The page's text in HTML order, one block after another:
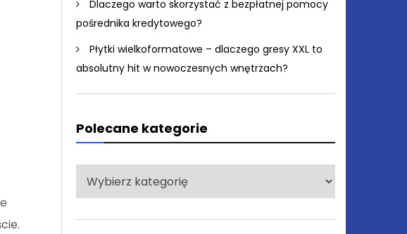
Dlaczego warto skorzystać z bezpłatnej pomocy
pośrednika kredytowego?
Płytki wielkoformatowe – dlaczego gresy XXL to
absolutny hit w nowoczesnych wnętrzach?
Polecane kategorie
Polecane
kategorie